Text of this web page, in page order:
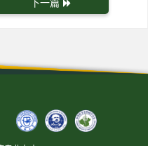
下一篇